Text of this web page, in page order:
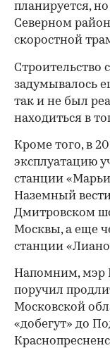
планируется,
Северном
скоростной
Строительство
задумывалось
так и не был
находиться в
Кроме того, в
эксплуатацию
станции
Наземный
Дмитровском
Москвы, а еще
станции
Напомним, мэр
поручил
Московской
«добегут» до